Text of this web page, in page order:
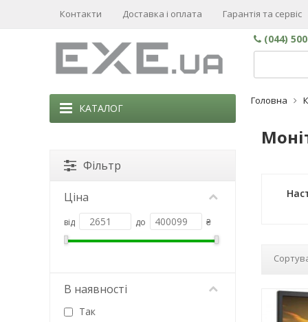
Контакти Доставка і оплата Гарантія та сервіс
(044)
КАТАЛОГ
Головна
Фільтр
Ціна
від до ₴
В наявності
Так